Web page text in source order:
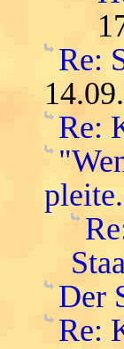
Re:
Re:
Der
Re: